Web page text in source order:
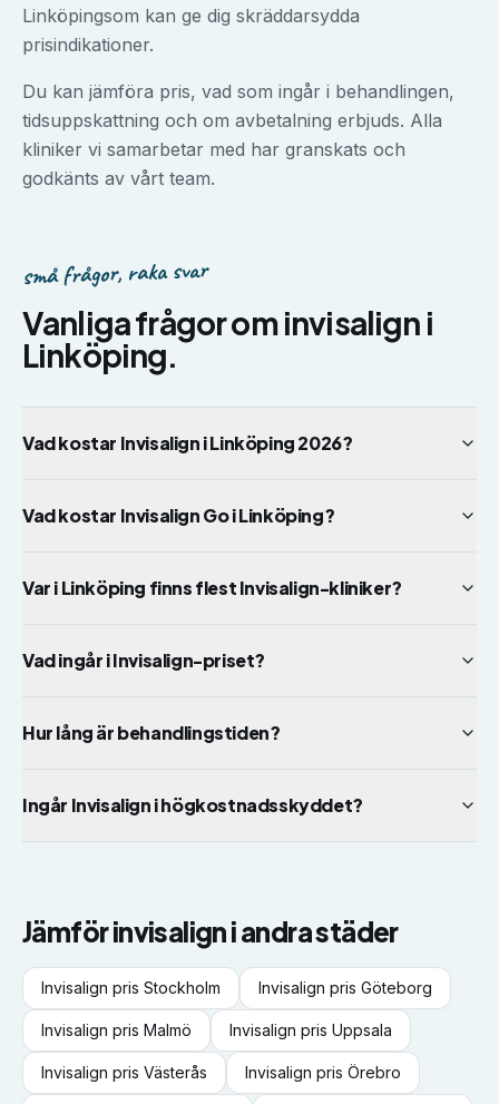
Linköpingsom kan ge dig skräddarsydda
prisindikationer.
Du kan jämföra pris, vad som ingår i behandlingen,
tidsuppskattning och om avbetalning erbjuds. Alla
kliniker vi samarbetar med har granskats och
godkänts av vårt team.
små frågor, raka svar
Vanliga frågor ominvisalign i
Linköping.
Vad kostar Invisalign i Linköping 2026?
Vad kostar Invisalign Go i Linköping?
Var i Linköping finns flest Invisalign-kliniker?
Vad ingår i Invisalign-priset?
Hur lång är behandlingstiden?
Ingår Invisalign i högkostnadsskyddet?
Jämförinvisaligni andra städer
Invisalign pris Stockholm Invisalign pris Göteborg
Invisalign pris Malmö Invisalign pris Uppsala
Invisalign pris Västerås Invisalign pris Örebro